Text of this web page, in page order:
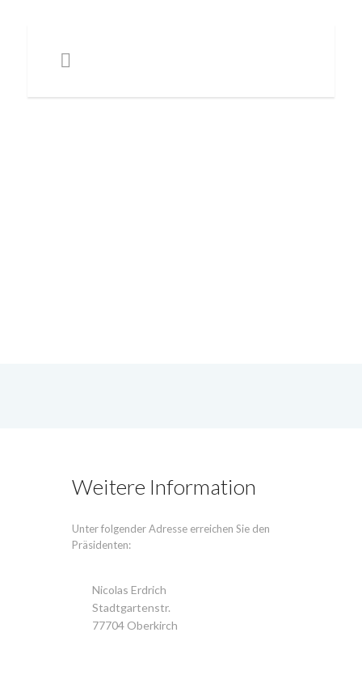
Weitere Information
Unter folgender Adresse erreichen Sie den
Präsidenten:
Nicolas Erdrich
Stadtgartenstr.
77704 Oberkirch